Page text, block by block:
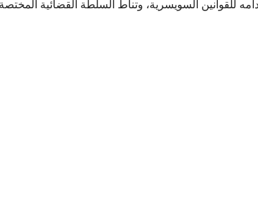
السويسرية، وتناط السلطة القضائية